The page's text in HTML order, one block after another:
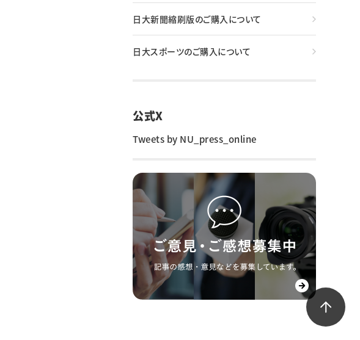
日大新聞縮刷版のご購入について
日大スポーツのご購入について
公式X
Tweets by NU_press_online